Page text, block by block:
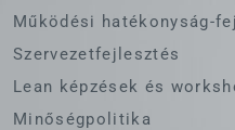
Működési hatékonyság-
Szervezetfejlesztés
Lean képzések és
Minőségpolitika